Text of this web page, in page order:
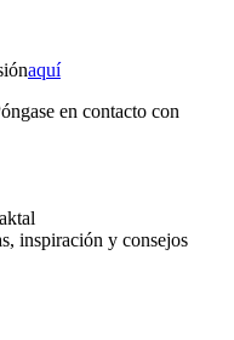
aquí
en contacto con
inspiración y consejos